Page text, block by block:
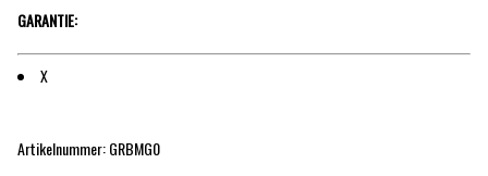
GARANTIE:
X
Artikelnummer:GRBMG0